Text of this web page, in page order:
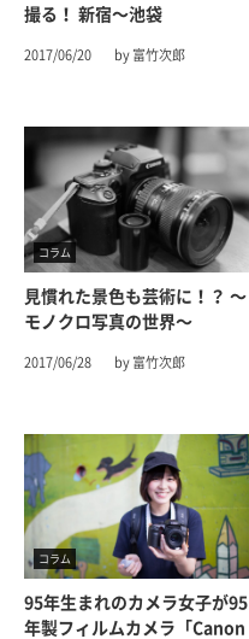
撮る！ 新宿〜池袋
2017/06/20 by 富竹次郎
コラム
見慣れた景色も芸術に！？ 〜
モノクロ写真の世界〜
2017/06/28 by 富竹次郎
コラム
95年生まれのカメラ女子が95
年製フィルムカメラ「Canon